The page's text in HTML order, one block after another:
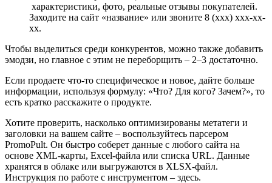
характеристики, фото, реальные отзывы покупателей.
Заходите на сайт «название» или звоните 8 (xxx) xxx-xx-
xx.
Чтобы выделиться среди конкурентов, можно также добавить
эмодзи, но главное с этим не переборщить – 2–3 достаточно.
Если продаете что-то специфическое и новое, дайте больше
информации, используя формулу: «Что? Для кого? Зачем?», то
есть кратко расскажите о продукте.
Хотите проверить, насколько оптимизированы метатеги и
заголовки на вашем сайте – воспользуйтесь парсером
PromoPult. Он быстро соберет данные с любого сайта на
основе XML-карты, Excel-файла или списка URL. Данные
хранятся в облаке или выгружаются в XLSX-файл.
Инструкция по работе с инструментом – здесь.